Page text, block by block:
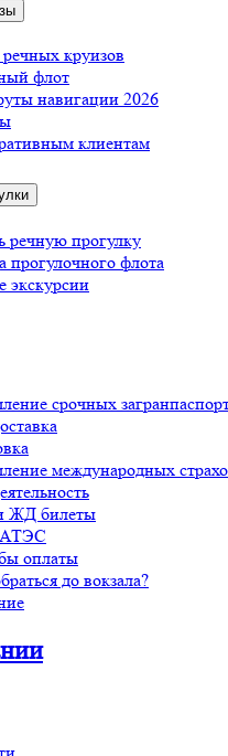
круизов
флот
навигации 2026
клиентам
речную прогулку
прогулочного флота
экскурсии
срочных
международных
ЖД билеты
АТЭС
оплаты
до вокзала?